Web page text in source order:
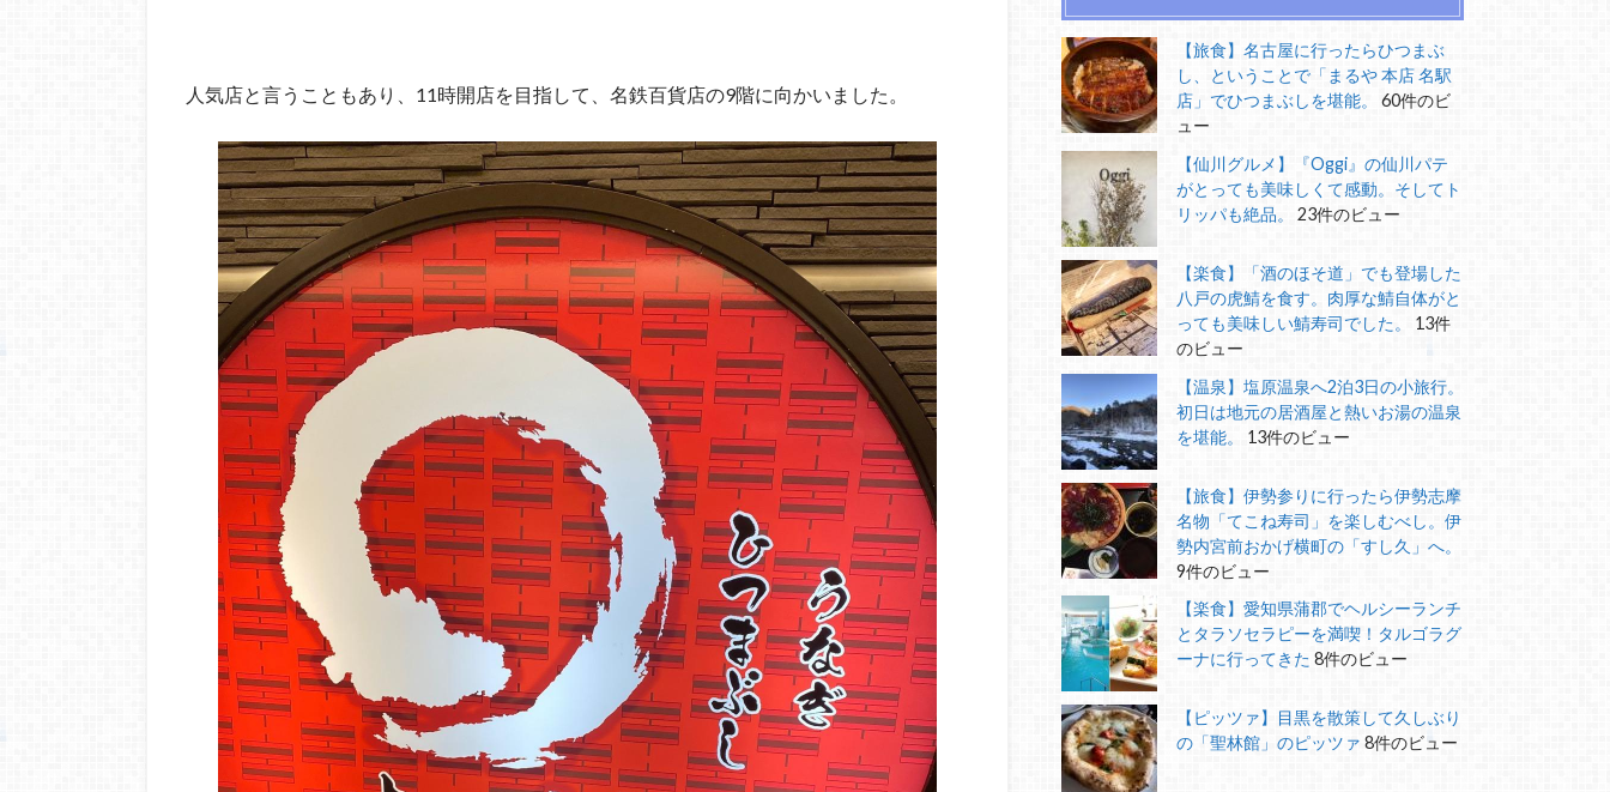
人気店と言うこともあり、11時開店を目指して、名鉄百貨店の9階に向かいました。
【旅食】名古屋に行ったらひつまぶ
し、ということで「まるや 本店 名駅
店」でひつまぶしを堪能。
60件のビ
ュー
【仙川グルメ】『Oggi』の仙川パテ
がとっても美味しくて感動。そしてト
リッパも絶品。
23件のビュー
【楽食】「酒のほそ道」でも登場した
八戸の虎鯖を食す。肉厚な鯖自体がと
っても美味しい鯖寿司でした。
13件
のビュー
【温泉】塩原温泉へ2泊3日の小旅行。
初日は地元の居酒屋と熱いお湯の温泉
を堪能。
13件のビュー
【旅食】伊勢参りに行ったら伊勢志摩
名物「てこね寿司」を楽しむべし。伊
勢内宮前おかげ横町の「すし久」へ。
9件のビュー
【楽食】愛知県蒲郡でヘルシーランチ
とタラソセラピーを満喫！タルゴラグ
ーナに行ってきた 8件のビュー
【ピッツァ】目黒を散策して久しぶり
の「聖林館」のピッツァ 8件のビュー